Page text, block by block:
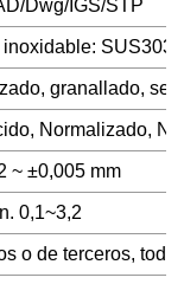
Dwg/IGS/STP
SUS303,
granallado,
Normalizado,
~ ±0,005 mm
0,1~3,2
o de terceros,